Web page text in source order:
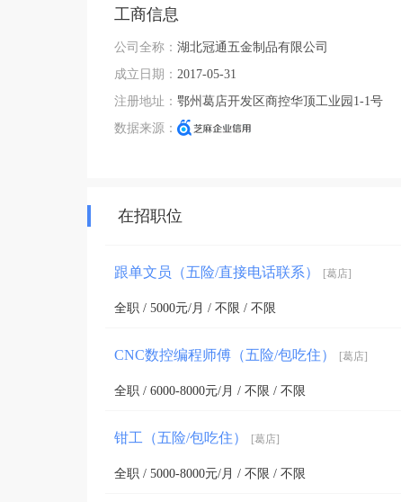
续秉承创新、诚信、共赢的经营理念，不断提升自
具有影响力的企业。
工商信息
公司全称： 湖北冠通五金制品有限公司
成立日期： 2017-05-31
注册地址： 鄂州葛店开发区商控华顶工业园1-1号
数据来源：
在招职位
跟单文员（五险/直接电话联系） [葛店]
全职 / 5000元/月 / 不限 / 不限
CNC数控编程师傅（五险/包吃住） [葛店]
全职 / 6000-8000元/月 / 不限 / 不限
钳工（五险/包吃住） [葛店]
全职 / 5000-8000元/月 / 不限 / 不限